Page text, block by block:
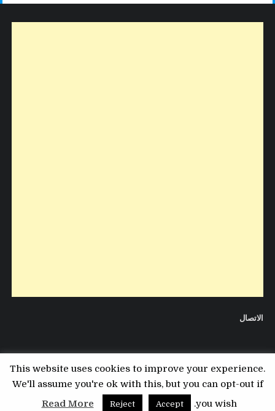
الاتصال
Copyright © 2026 مدونة التقني
This website uses cookies to improve your experience.
We'll assume you're ok with this, but you can opt-out if
you wish.
Accept
Reject
Read More